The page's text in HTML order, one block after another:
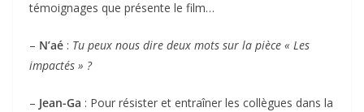
témoignages que présente le film…
– N’aé : Tu peux nous dire deux mots sur la pièce « Les
impactés » ?
– Jean-Ga : Pour résister et entraîner les collègues dans la